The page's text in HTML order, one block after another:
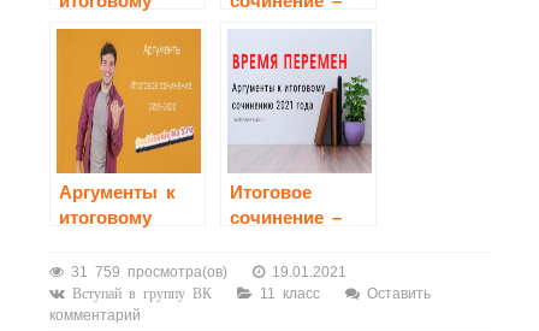
сочинению
2018/2019 по
всем
направлениям
2021.
Аргументы по
направлению
«Между
прошлым и
будущим:
портрет моего
поколения»
Аргументы к
итоговому
2019/2020 по
всем
направлениям
Итоговое
сочинение –
Аргументы по
направлению
31 759 просмотра(ов) 19.01.2021
Вступай в группу ВК 11 класс
Оставить
комментарий